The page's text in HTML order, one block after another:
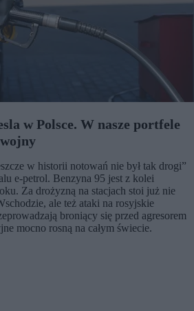
w Polsce. W nasze portfele
w historii notowań nie był tak drogi”
e-petrol. Benzyna 95 jest z kolei
Za drożyzną na stacjach stoi już nie
ale też ataki na rosyjskie
broniący się przed agresorem
mocno rosną na całym świecie.